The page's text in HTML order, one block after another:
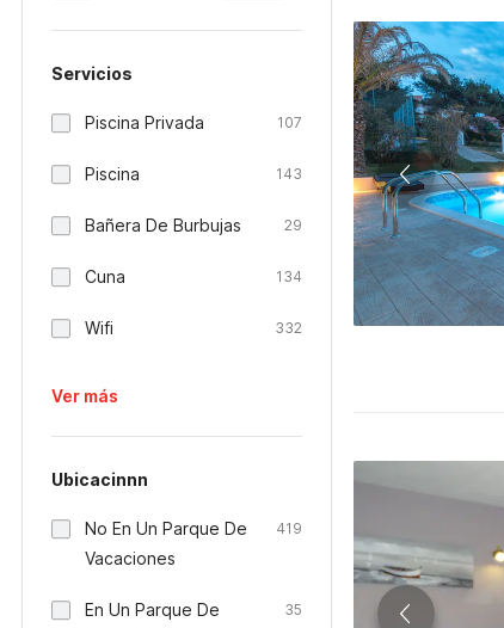
Servicios
Piscina Privada 107
Piscina 143
Bañera De Burbujas 29
Cuna 134
Wifi 332
Ver más
Ubicacinnn
No En Un Parque De
Vacaciones
419
En Un Parque De
35